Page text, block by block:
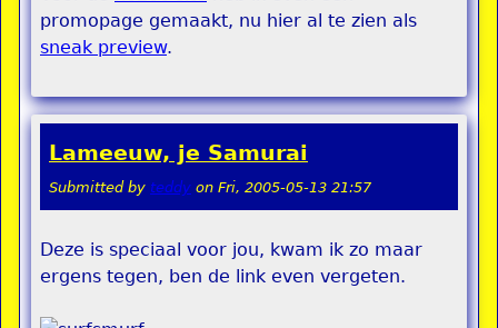
promopage gemaakt, nu hier al te zien als
sneak preview.
Lameeuw, je Samurai
Submitted by teddy on Fri, 2005-05-13 21:57
Deze is speciaal voor jou, kwam ik zo maar
ergens tegen, ben de link even vergeten.